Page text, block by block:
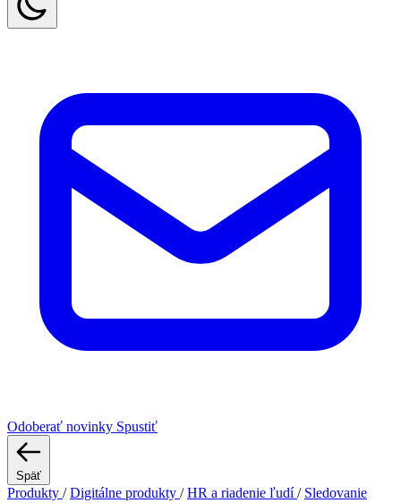
Odoberať novinky Spustiť
Späť
Produkty / Digitálne produkty / HR a riadenie ľudí/ Sledovanie